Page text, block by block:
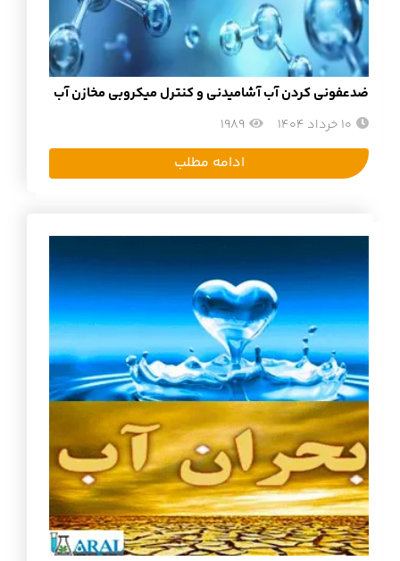
ضدعفونی کردن آب آشامیدنی و کنترل میکروبی مخازن آب
10 خرداد 1404 1989
ادامه مطلب